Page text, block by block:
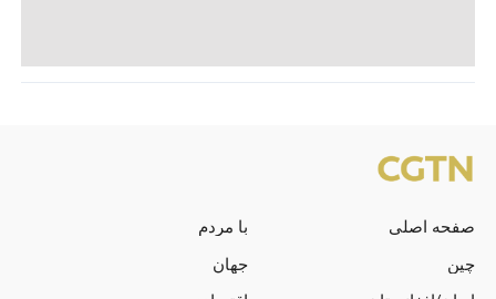
صفحه اصلی
با مردم
چین
جهان